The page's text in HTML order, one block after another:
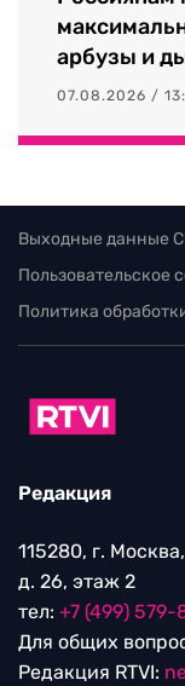
арбузы и
07.08.2026 /
Выходные данные
Пользовательское
Политика
Редакция
115280, г.
д. 26, этаж 2
тел: +7 (499)
Для общих
Редакция RTVI: